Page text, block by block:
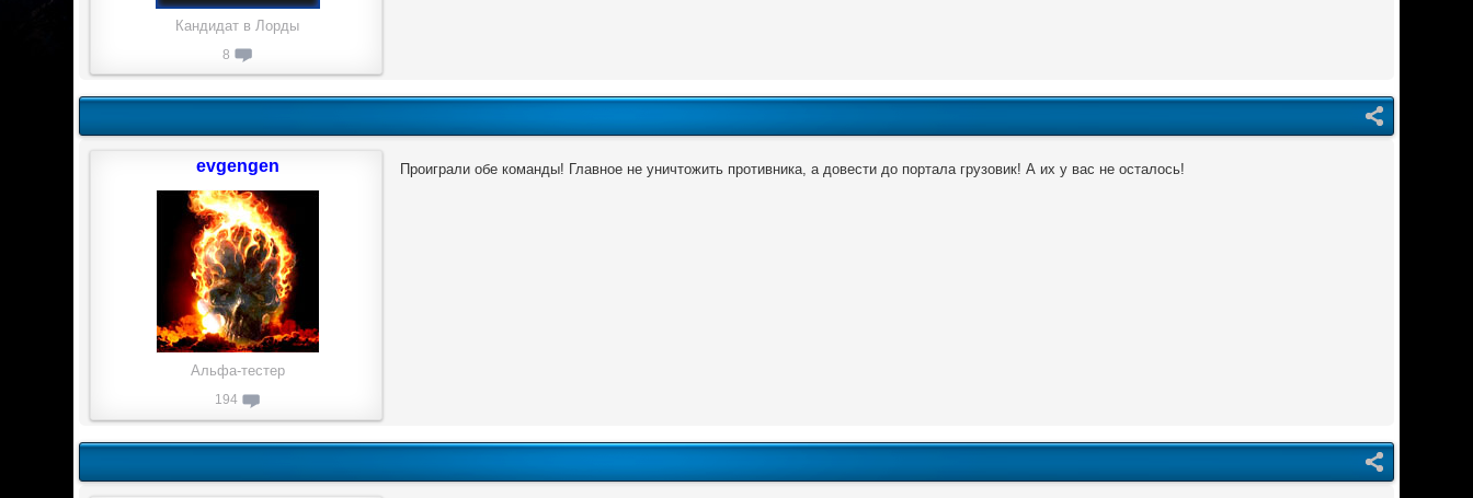
Кандидат в Лорды
8
Проиграли обе команды! Главное не уничтожить противника, а довести до портала грузовик! А их у вас не осталось!
evgengen
Альфа-тестер
194